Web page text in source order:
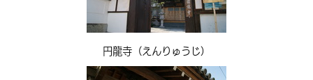
円龍寺（えんりゅうじ）